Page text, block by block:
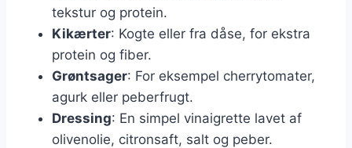
tekstur og protein.
Kikærter: Kogte eller fra dåse, for ekstra
protein og fiber.
Grøntsager: For eksempel cherrytomater,
agurk eller peberfrugt.
Dressing: En simpel vinaigrette lavet af
olivenolie, citronsaft, salt og peber.